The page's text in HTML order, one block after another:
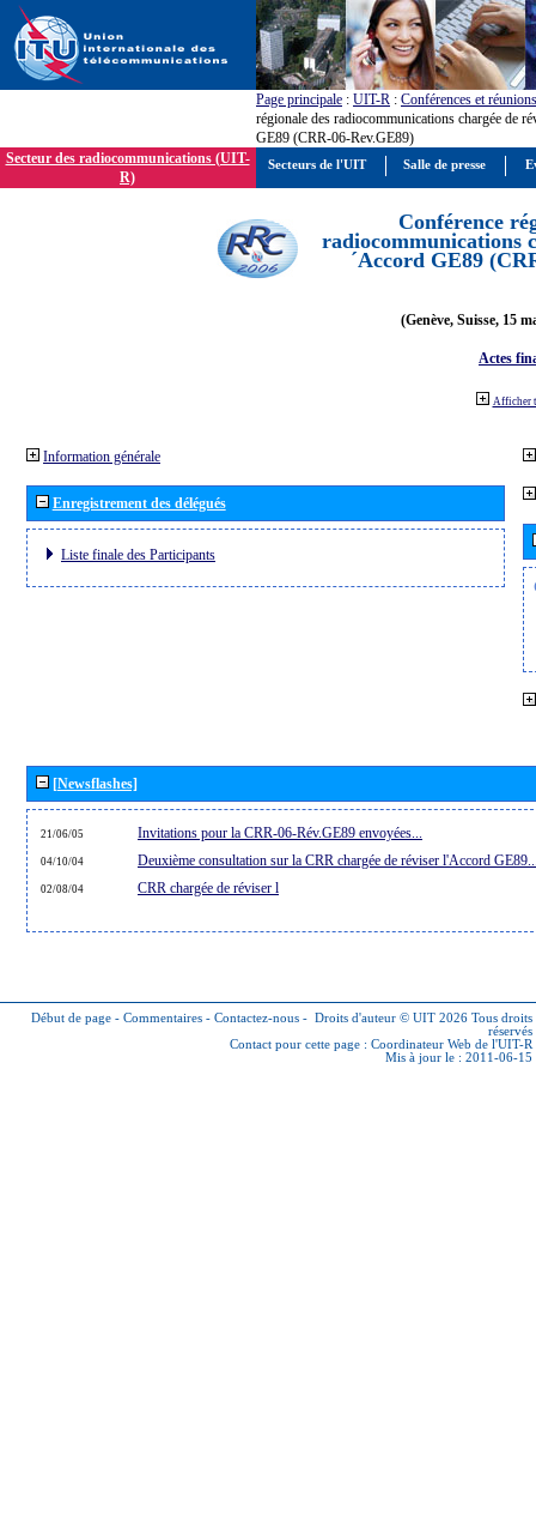
Page principale : UIT-R : Conférences et réunions
régionale des radiocommunications chargée de
GE89 (CRR-06-Rev.GE89)
Secteur des radiocommunications (UIT-
R)
Conférence
radiocommunications
´Accord GE89
(Genève, Suisse, 15
Actes
Afficher
Information générale
Enregistrement des délégués
Liste finale des Participants
[Newsflashes]
21/06/05 Invitations pour la CRR-06-Rév.GE89 envoyées...
04/10/04 Deuxième consultation sur la CRR chargée de réviser l'Accord
02/08/04 CRR chargée de réviser l
Début de page - Commentaires - Contactez-nous - Droits d'auteur © UIT 2026 Tous droits
réservés
Contact pour cette page : Coordinateur Web de l'UIT-R
Mis à jour le : 2011-06-15
Secteurs de l'UIT Salle de presse